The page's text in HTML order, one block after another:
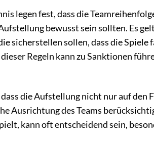
legen fest, dass die
bewusst sein sollten. Es
sicherstellen sollen, dass die
Regeln kann zu Sanktionen
die Aufstellung nicht nur auf den
Ausrichtung des Teams
kann oft entscheidend sein,